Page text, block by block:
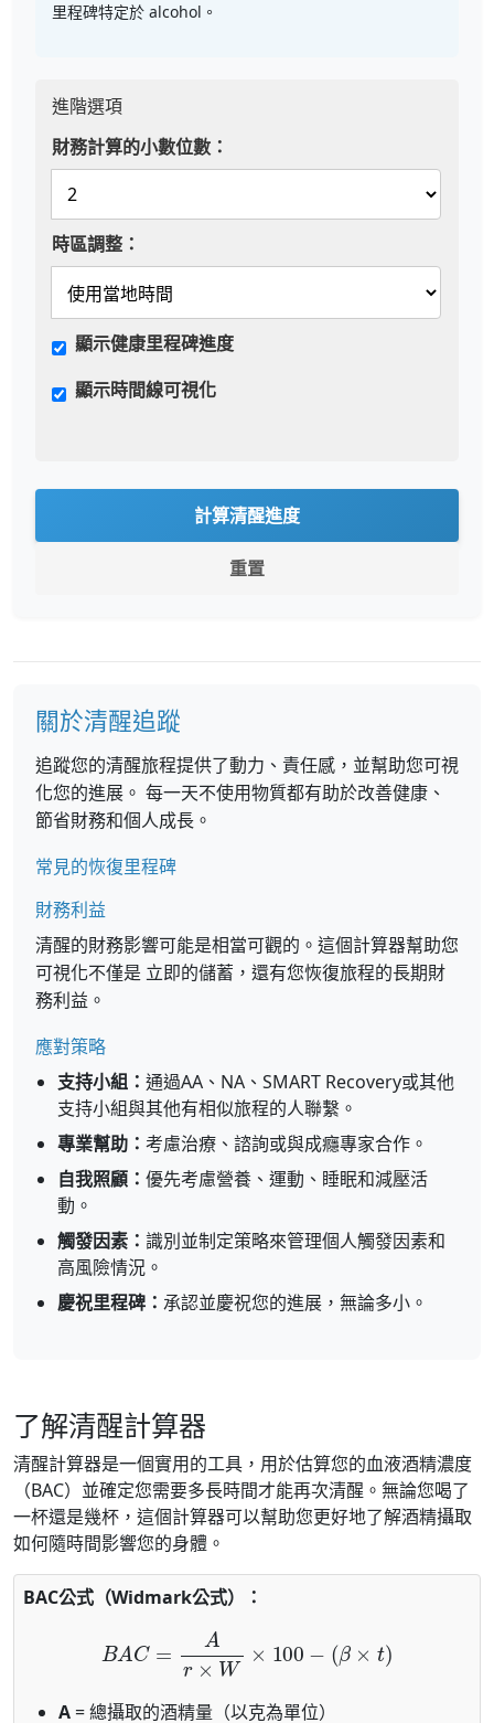
里程碑特定於 alcohol。
進階選項
財務計算的小數位數：
時區調整：
顯示健康里程碑進度
顯示時間線可視化
計算清醒進度
重置
關於清醒追蹤
追蹤您的清醒旅程提供了動力、責任感，並幫助您可視
化您的進展。 每一天不使用物質都有助於改善健康、
節省財務和個人成長。
常見的恢復里程碑
財務利益
清醒的財務影響可能是相當可觀的。這個計算器幫助您
可視化不僅是 立即的儲蓄，還有您恢復旅程的長期財
務利益。
應對策略
支持小組： 通過AA、NA、SMART Recovery或其他
支持小組與其他有相似旅程的人聯繫。
專業幫助： 考慮治療、諮詢或與成癮專家合作。
自我照顧： 優先考慮營養、運動、睡眠和減壓活
動。
觸發因素： 識別並制定策略來管理個人觸發因素和
高風險情況。
慶祝里程碑： 承認並慶祝您的進展，無論多小。
了解清醒計算器
清醒計算器是一個實用的工具，用於估算您的血液酒精濃度
（BAC）並確定您需要多長時間才能再次清醒。無論您喝了
一杯還是幾杯，這個計算器可以幫助您更好地了解酒精攝取
如何隨時間影響您的身體。
BAC公式（Widmark公式）：
r×
A= 總攝取的酒精量（以克為單位）